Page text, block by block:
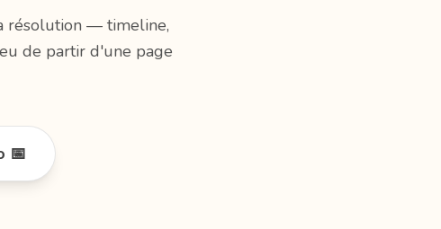
résolution — timeline,
de partir d'une page
📅